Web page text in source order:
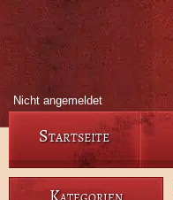
Nicht angemeldet
Startseite